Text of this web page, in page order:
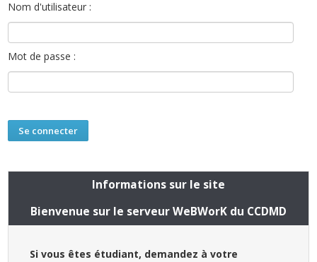
Nom d'utilisateur :
Mot de passe :
Informations sur le site
Bienvenue sur le serveur WeBWorK du CCDMD
Si vous êtes étudiant, demandez à votre